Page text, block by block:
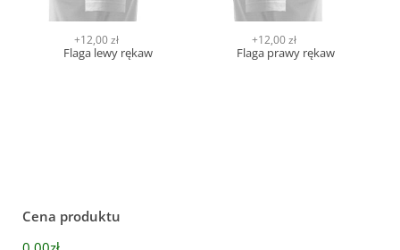
Flaga lewy rękaw
+12,00 zł
Flaga prawy rękaw
+12,00 zł
Cena produktu